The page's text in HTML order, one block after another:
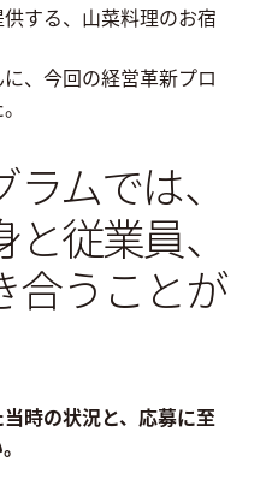
する、山菜料理のお宿
、今回の経営革新プロ
ムでは、
従業員、
合うことが
時の状況と、応募に至